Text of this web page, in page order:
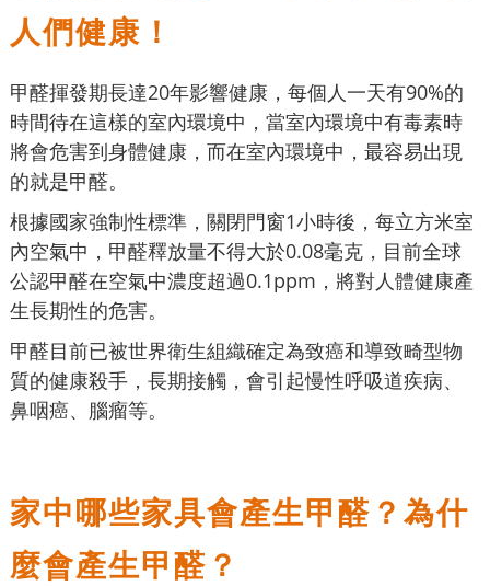
人們健康！
甲醛揮發期長達20年影響健康，每個人一天有90%的
時間待在這樣的室內環境中，當室內環境中有毒素時
將會危害到身體健康，而在室內環境中，最容易出現
的就是甲醛。
根據國家強制性標準，關閉門窗1小時後，每立方米室
內空氣中，甲醛釋放量不得大於0.08毫克，目前全球
公認甲醛在空氣中濃度超過0.1ppm，將對人體健康產
生長期性的危害。
甲醛目前已被世界衛生組織確定為致癌和導致畸型物
質的健康殺手，長期接觸，會引起慢性呼吸道疾病、
鼻咽癌、腦瘤等。
家中哪些家具會產生甲醛？為什
麼會產生甲醛？